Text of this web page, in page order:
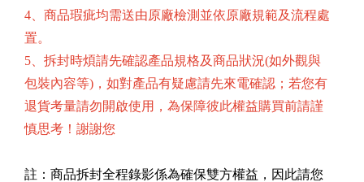
4、商品瑕疵均需送由原廠檢測並依原廠規範及流程處
置。
5、拆封時煩請先確認產品規格及商品狀況(如外觀與
包裝內容等)，如對產品有疑慮請先來電確認；若您有
退貨考量請勿開啟使用，為保障彼此權益購買前請謹
慎思考！謝謝您
註：商品拆封全程錄影係為確保雙方權益，因此請您